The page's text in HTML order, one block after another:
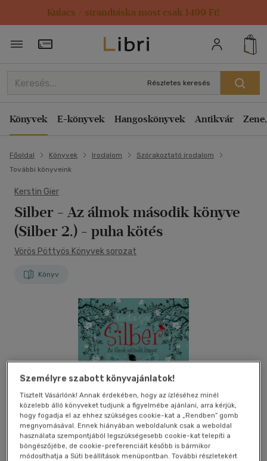
Kulacs / strandtáska most csak 1499 Ft!
Törzsvásárlói Kártya adatai
Részletes keresés
Könyvek E-könyvek Hangoskönyvek Antikvár
Főoldal Könyvek Irodalom
Szórakoztató irodalom
További könyveink
Kerstin Gier
Silber - Az álmok második könyve
(Silber 2.) - puha kötés
Vörös Pöttyös Könyvek sorozat
Könyv
Személyre szabott könyvajánlatok!
Tisztelt Vásárlónk! Annak érdekében, hogy az ízléséhez minél
közelebb álló könyveket tudjunk a figyelmébe ajánlani, arra kérjük,
hogy fogadja el az ehhez szükséges cookie-kat a „Rendben” gomb
megnyomásával. Ennek hiányában weboldalunk csak a weboldal
használata szempontjából legszükségesebb cookie-kat telepíti a
böngészőjébe, de cookie-preferenciáit később is bármikor
módosíthatja a Süti beállítások menüpontban. További részletekért